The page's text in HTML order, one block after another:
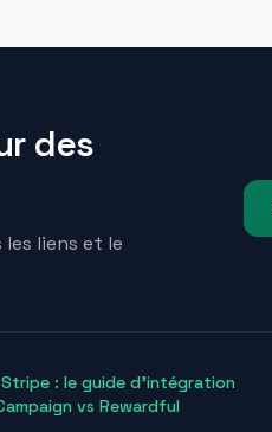
des
liens et le
: le guide d’intégration
vs Rewardful